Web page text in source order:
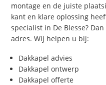
montage en de juiste
kant en klare oplossing
specialist in De Blesse?
adres. Wij helpen u bij:
Dakkapel advies
Dakkapel ontwerp
Dakkapel offerte